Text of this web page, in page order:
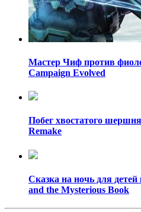
Мастер Чиф против
Campaign Evolved
Побег хвостатого
Remake
Сказка на ночь для
and the Mysterious Book